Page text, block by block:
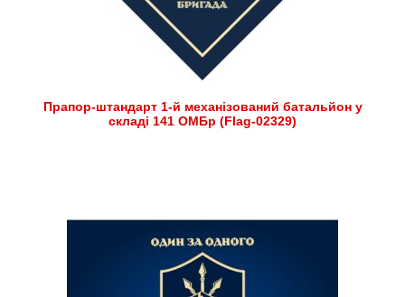
Прапор-штандарт 1-й механізований батальйон у
складі 141 ОМБр (Flag-02329)